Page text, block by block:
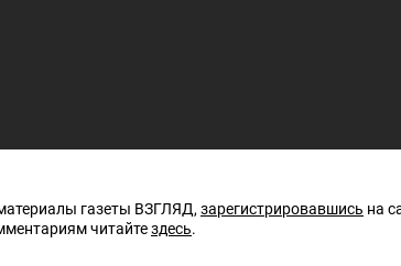
газеты ВЗГЛЯД, зарегистрировавшись на
читайтездесь.